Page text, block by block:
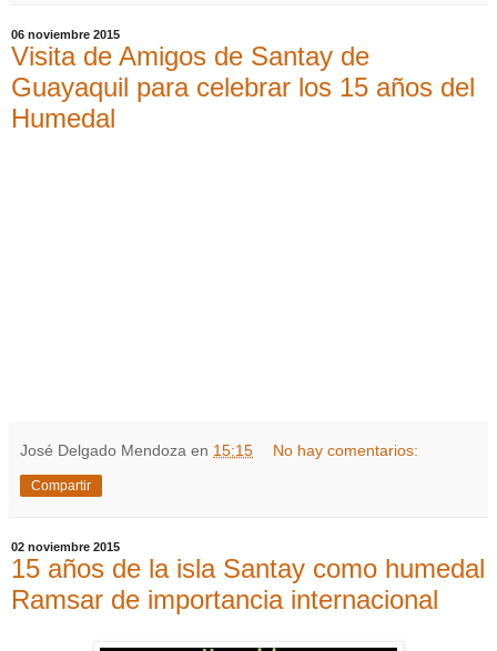
06 noviembre 2015
Visita de Amigos de Santay de
Guayaquil para celebrar los 15 años del
Humedal
José Delgado Mendoza en 15:15 No hay comentarios:
Compartir
02 noviembre 2015
15 años de la isla Santay como humedal
Ramsar de importancia internacional